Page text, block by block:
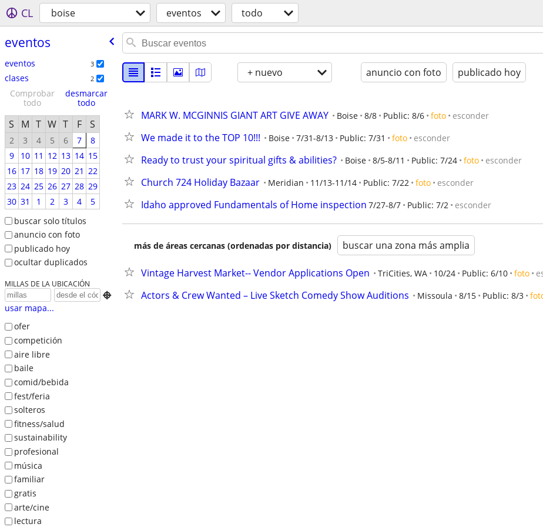
CL boise eventos todo
eventos
eventos 3
clases 2
Comprobar
todo
desmarcar
todo
S M T W T F S
2 3 4 5 6 7
8
9
10 11 12 13 14 15
16 17 18 19 20 21 22
23 24 25 26 27 28 29
30 31 1 2 3 4
5
buscar solo títulos
anuncio con foto
publicado hoy
ocultar duplicados
MILLAS DE LA UBICACIÓN

usar mapa...
ofer
competición
aire libre
baile
comid/bebida
fest/feria
solteros
fitness/salud
sustainability
profesional
música
familiar
gratis
arte/cine
lectura
+ nuevo anuncio con foto publicado hoy
MARK W. MCGINNIS GIANT ART GIVE AWAY Boise 8/8 Public: 8/6 foto esconder
We made it to the TOP 10!!! Boise 7/31-8/13 Public: 7/31 foto esconder
Ready to trust your spiritual gifts & abilities? Boise 8/5-8/11 Public: 7/24 foto esconder
Church 724 Holiday Bazaar Meridian 11/13-11/14 Public: 7/22 foto esconder
Idaho approved Fundamentals of Home inspection 7/27-8/7 Public: 7/2 esconder
más de áreas cercanas (ordenadas por distancia) buscar una zona más amplia
Vintage Harvest Market-- Vendor Applications Open TriCities, WA 10/24 Public: 6/10 foto
Actors & Crew Wanted – Live Sketch Comedy Show Auditions Missoula 8/15 Public: 8/3